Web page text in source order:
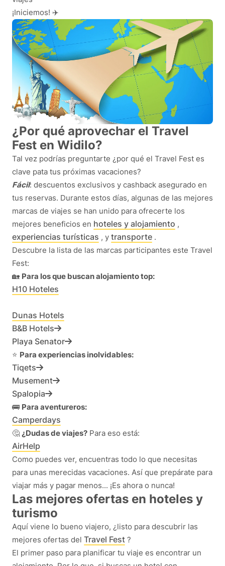
¡Iniciemos! ✈️
¿Por qué aprovechar el Travel
Fest en Widilo?
Tal vez podrías preguntarte ¿por qué el Travel Fest es
clave pata tus próximas vacaciones?
Fácil: descuentos exclusivos y cashback asegurado en
tus reservas. Durante estos días, algunas de las mejores
marcas de viajes se han unido para ofrecerte los
mejores beneficios en hoteles y alojamiento ,
experiencias turísticas , y transporte .
Descubre la lista de las marcas participantes este Travel
Fest:
🏡 Para los que buscan alojamiento top:
H10 Hoteles
Dunas Hotels
B&B Hotels
Playa Senator
⭐️ Para experiencias inolvidables:
Tiqets
Musement
Spalopia
🚌 Para aventureros:
Camperdays
🤔 ¿Dudas de viajes? Para eso está:
AirHelp
Como puedes ver, encuentras todo lo que necesitas
para unas merecidas vacaciones. Así que prepárate para
viajar más y pagar menos... ¡Es ahora o nunca!
Las mejores ofertas en hoteles y
turismo
Aquí viene lo bueno viajero, ¿listo para descubrir las
mejores ofertas del Travel Fest ?
El primer paso para planificar tu viaje es encontrar un